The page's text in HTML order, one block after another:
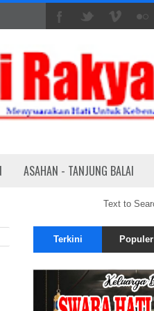
ASAHAN - TANJUNG BALAI
Terkini Populer